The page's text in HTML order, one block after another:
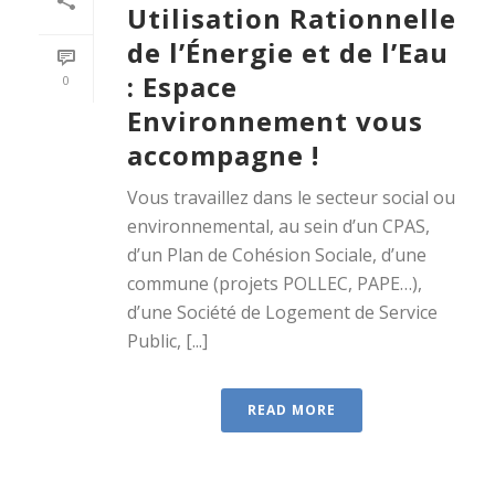
0
Utilisation Rationnelle
de l’Énergie et de l’Eau
: Espace
Environnement vous
accompagne !
Vous travaillez dans le secteur social ou
environnemental, au sein d’un CPAS,
d’un Plan de Cohésion Sociale, d’une
commune (projets POLLEC, PAPE…),
d’une Société de Logement de Service
Public, [...]
READ MORE